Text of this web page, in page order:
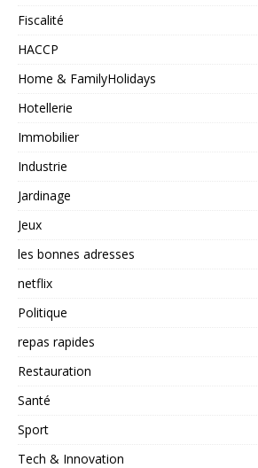
Fiscalité
HACCP
Home & FamilyHolidays
Hotellerie
Immobilier
Industrie
Jardinage
Jeux
les bonnes adresses
netflix
Politique
repas rapides
Restauration
Santé
Sport
Tech & Innovation